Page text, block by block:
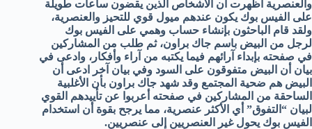
والعنصرية أظهرت أن الأشخاص الذين يقضون ساعات طويلة
على الفيس بوك يكون عندهم ميول قوي للتحيز والعنصرية،
ولقد قام الباحثون بإنشاء حساب وهمي على الفيس بوك
لرجل من البيض باسم جاك براون، ثم طلب من المشاركين
في صفحته بإبداء آرائهم فيما يكتبه من آراء وأفكار، وادعى في
بيان أن البيض متفوقون على السود وفي بيان آخر ادعى أن
البيض هم ضحية المجتمع وقد شهد جاك براون بأن الأغلبية
الساحقة من المشاركين في صفحته أعربوا عن تأييدهم القوي
لبيان “التفوق” أي الأكثر عنصرية، مما يرجح بقوة أن استخدام
الفيس بوك يحول غير العنصريين إلى عنصريين.